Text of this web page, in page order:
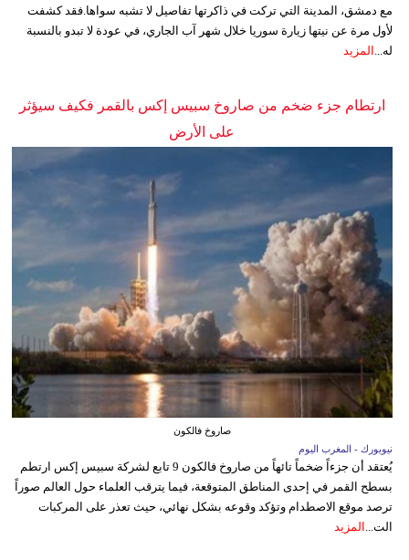
مع دمشق، المدينة التي تركت في ذاكرتها تفاصيل لا تشبه سواها.فقد كشفت
لأول مرة عن نيتها زيارة سوريا خلال شهر آب الجاري، في عودة لا تبدو بالنسبة
له... المزيد
ارتطام جزء ضخم من صاروخ سبيس إكس بالقمر فكيف سيؤثر
على الأرض
صاروخ فالكون
نيويورك - المغرب اليوم
يُعتقد أن جزءاً ضخماً تائهاً من صاروخ فالكون 9 تابع لشركة سبيس إكس ارتطم
بسطح القمر في إحدى المناطق المتوقعة، فيما يترقب العلماء حول العالم صوراً
ترصد موقع الاصطدام وتؤكد وقوعه بشكل نهائي، حيث تعذر على المركبات
الت... المزيد